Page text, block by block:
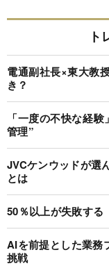
ト
電通副社長×東大教
き？
「一度の不快な経
管理”
JVCケンウッドが選
とは
50％以上が失敗する
AIを前提とした業務
挑戦